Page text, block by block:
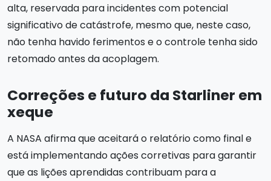
alta, reservada para incidentes com potencial
significativo de catástrofe, mesmo que, neste caso,
não tenha havido ferimentos e o controle tenha sido
retomado antes da acoplagem.
Correções e futuro da Starliner em
xeque
A NASA afirma que aceitará o relatório como final e
está implementando ações corretivas para garantir
que as lições aprendidas contribuam para a